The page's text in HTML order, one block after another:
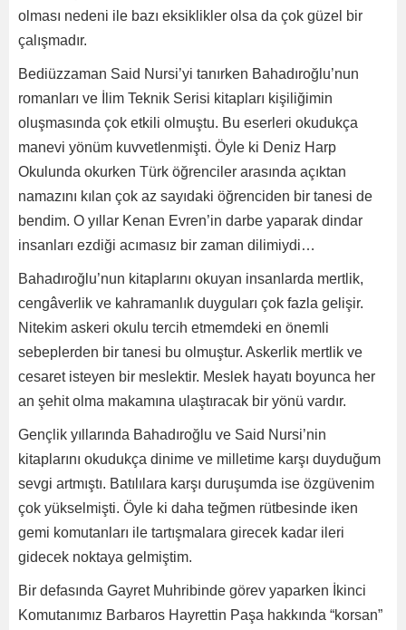
olması nedeni ile bazı eksiklikler olsa da çok güzel bir
çalışmadır.
Bediüzzaman Said Nursi’yi tanırken Bahadıroğlu’nun
romanları ve İlim Teknik Serisi kitapları kişiliğimin
oluşmasında çok etkili olmuştu. Bu eserleri okudukça
manevi yönüm kuvvetlenmişti. Öyle ki Deniz Harp
Okulunda okurken Türk öğrenciler arasında açıktan
namazını kılan çok az sayıdaki öğrenciden bir tanesi de
bendim. O yıllar Kenan Evren’in darbe yaparak dindar
insanları ezdiği acımasız bir zaman dilimiydi…
Bahadıroğlu’nun kitaplarını okuyan insanlarda mertlik,
cengâverlik ve kahramanlık duyguları çok fazla gelişir.
Nitekim askeri okulu tercih etmemdeki en önemli
sebeplerden bir tanesi bu olmuştur. Askerlik mertlik ve
cesaret isteyen bir meslektir. Meslek hayatı boyunca her
an şehit olma makamına ulaştıracak bir yönü vardır.
Gençlik yıllarında Bahadıroğlu ve Said Nursi’nin
kitaplarını okudukça dinime ve milletime karşı duyduğum
sevgi artmıştı. Batılılara karşı duruşumda ise özgüvenim
çok yükselmişti. Öyle ki daha teğmen rütbesinde iken
gemi komutanları ile tartışmalara girecek kadar ileri
gidecek noktaya gelmiştim.
Bir defasında Gayret Muhribinde görev yaparken İkinci
Komutanımız Barbaros Hayrettin Paşa hakkında “korsan”